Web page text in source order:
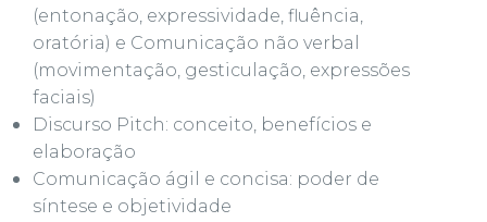
(entonação, expressividade, fluência,
oratória) e Comunicação não verbal
(movimentação, gesticulação, expressões
faciais)
Discurso Pitch: conceito, benefícios e
elaboração
Comunicação ágil e concisa: poder de
síntese e objetividade